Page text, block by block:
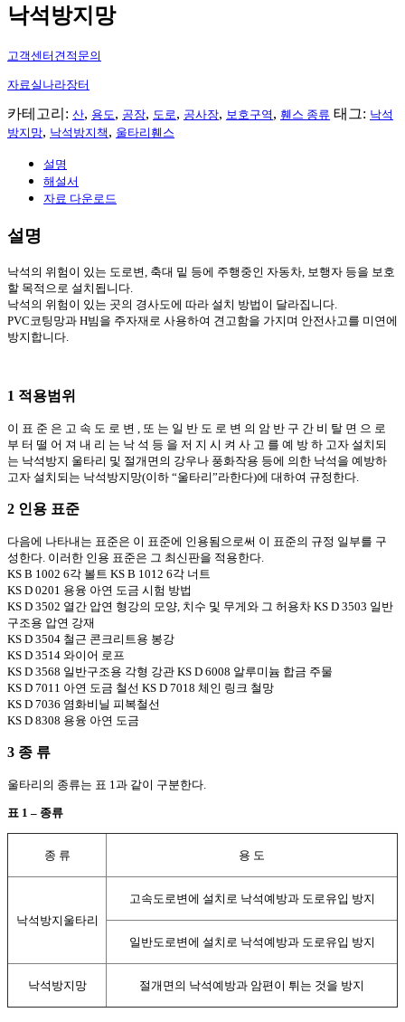
낙석방지망
고객센터 견적문의
자료실 나라장터
카테고리: 산, 용도 , 공장, 도로 , 공사장, 보호구역 , 휀스 종류 태그: 낙석
방지망, 낙석방지책 , 울타리휀스
설명
해설서
자료 다운로드
설명
낙석의 위험이 있는 도로변, 축대 밑 등에 주행중인 자동차, 보행자 등을 보호
할 목적으로 설치됩니다.
낙석의 위험이 있는 곳의 경사도에 따라 설치 방법이 달라집니다.
PVC코팅망과 H빔을 주자재로 사용하여 견고함을 가지며 안전사고를 미연에
방지합니다.
1 적용범위
이 표 준 은 고 속 도 로 변 , 또 는 일 반 도 로 변 의 암 반 구 간 비 탈 면 으 로
부 터 떨 어 져 내 리 는 낙 석 등 을 저 지 시 켜 사 고 를 예 방 하 고자 설치되
는 낙석방지 울타리 및 절개면의 강우나 풍화작용 등에 의한 낙석을 예방하
고자 설치되는 낙석방지망(이하 “울타리”라한다)에 대하여 규정한다.
2 인용 표준
다음에 나타내는 표준은 이 표준에 인용됨으로써 이 표준의 규정 일부를 구
성한다. 이러한 인용 표준은 그 최신판을 적용한다.
KS B 1002 6각 볼트 KS B 1012 6각 너트
KS D 0201 용융 아연 도금 시험 방법
KS D 3502 열간 압연 형강의 모양, 치수 및 무게와 그 허용차 KS D 3503 일반
구조용 압연 강재
KS D 3504 철근 콘크리트용 봉강
KS D 3514 와이어 로프
KS D 3568 일반구조용 각형 강관 KS D 6008 알루미늄 합금 주물
KS D 7011 아연 도금 철선 KS D 7018 체인 링크 철망
KS D 7036 염화비닐 피복철선
KS D 8308 용융 아연 도금
3 종 류
울타리의 종류는 표 1과 같이 구분한다.
표 1 – 종류
종 류 용 도
낙석방지울타리
고속도로변에 설치로 낙석예방과 도로유입 방지
일반도로변에 설치로 낙석예방과 도로유입 방지
낙석방지망 절개면의 낙석예방과 암편이 튀는 것을 방지